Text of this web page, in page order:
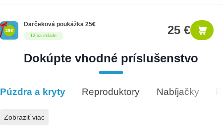
12 na sklade
Darčeková poukážka 25€ 25 €
5 na sklade
Dokúpte vhodné príslušenstvo
Vhodné príslušenstvo
Púzdra a kryty Reproduktory Nabíjačky
Zobraziť viac